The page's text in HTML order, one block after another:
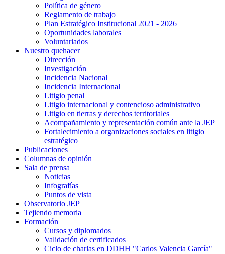
Política de género
Reglamento de trabajo
Plan Estratégico Institucional 2021 - 2026
Oportunidades laborales
Voluntariados
Nuestro quehacer
Dirección
Investigación
Incidencia Nacional
Incidencia Internacional
Litigio penal
Litigio internacional y contencioso administrativo
Litigio en tierras y derechos territoriales
Acompañamiento y representación común ante la JEP
Fortalecimiento a organizaciones sociales en litigio
estratégico
Publicaciones
Columnas de opinión
Sala de prensa
Noticias
Infografías
Puntos de vista
Observatorio JEP
Tejiendo memoria
Formación
Cursos y diplomados
Validación de certificados
Ciclo de charlas en DDHH "Carlos Valencia García"